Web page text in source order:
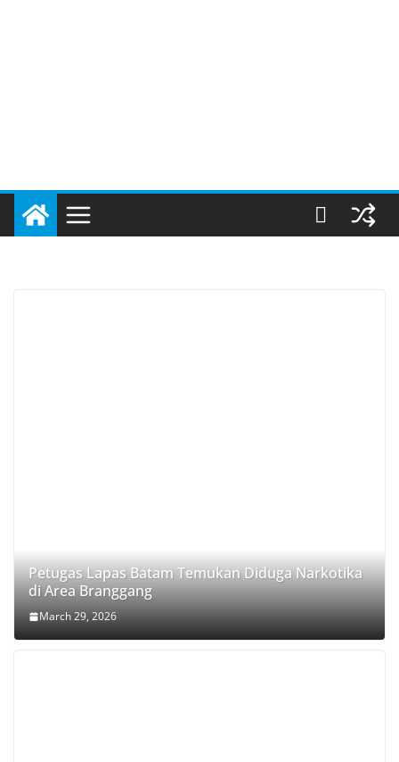
Petugas Lapas Batam Temukan Diduga Narkotika
di Area Branggang
March 29, 2026